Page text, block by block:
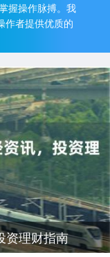
握操作脉搏。我
作者提供优质的
资理财指南